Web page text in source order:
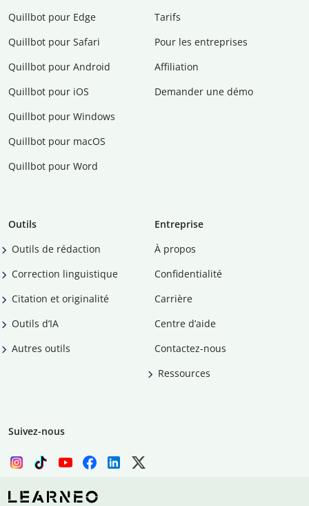
Quillbot pour Edge
Quillbot pour Safari
Quillbot pour Android
Quillbot pour iOS
Quillbot pour Windows
Quillbot pour macOS
Quillbot pour Word
Tarifs
Pour les entreprises
Affiliation
Demander une démo
Outils
Outils de rédaction
Correction linguistique
Citation et originalité
Outils d’IA
Autres outils
Entreprise
À propos
Confidentialité
Carrière
Centre d’aide
Contactez-nous
Ressources
Suivez-nous